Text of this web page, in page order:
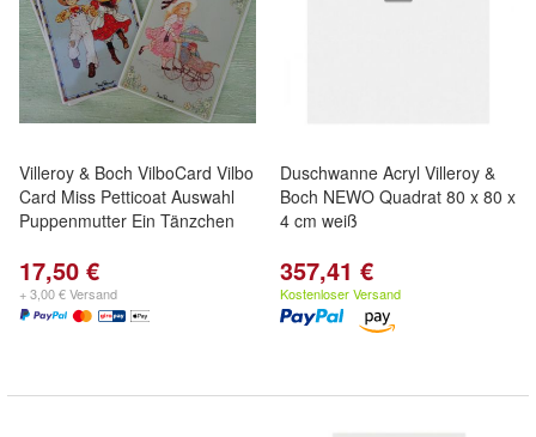
Villeroy & Boch VilboCard Vilbo
Card Miss Petticoat Auswahl
Puppenmutter Ein Tänzchen
17,50 €
+ 3,00 € Versand
Duschwanne Acryl Villeroy &
Boch NEWO Quadrat 80 x 80 x
4 cm weiß
357,41 €
Kostenloser Versand